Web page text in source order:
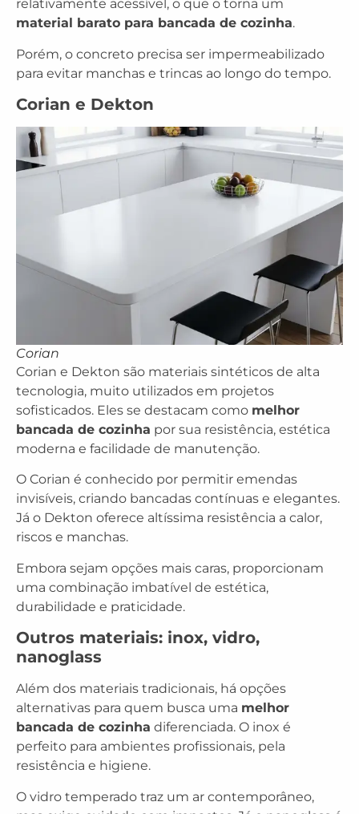
relativamente acessível, o que o torna um
material barato para bancada de cozinha.
Porém, o concreto precisa ser impermeabilizado
para evitar manchas e trincas ao longo do tempo.
Corian e Dekton
Corian
Corian e Dekton são materiais sintéticos de alta
tecnologia, muito utilizados em projetos
sofisticados. Eles se destacam como melhor
bancada de cozinha por sua resistência, estética
moderna e facilidade de manutenção.
O Corian é conhecido por permitir emendas
invisíveis, criando bancadas contínuas e elegantes.
Já o Dekton oferece altíssima resistência a calor,
riscos e manchas.
Embora sejam opções mais caras, proporcionam
uma combinação imbatível de estética,
durabilidade e praticidade.
Outros materiais: inox, vidro,
nanoglass
Além dos materiais tradicionais, há opções
alternativas para quem busca uma melhor
bancada de cozinha diferenciada. O inox é
perfeito para ambientes profissionais, pela
resistência e higiene.
O vidro temperado traz um ar contemporâneo,